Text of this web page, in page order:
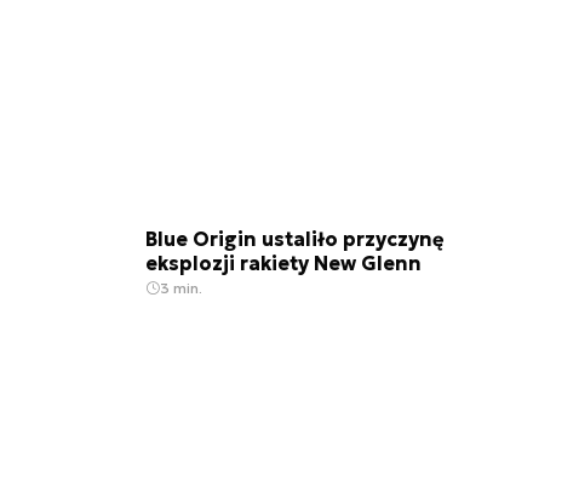
Blue Origin ustaliło przyczynę
eksplozji rakiety New Glenn
3 min.